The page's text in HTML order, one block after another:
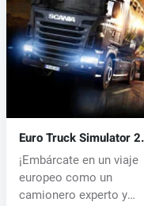
Euro Truck Simulator 2
(PC) CD key
¡Embárcate en un viaje
europeo como un
camionero experto y